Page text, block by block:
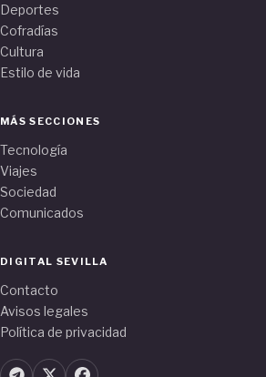
Deportes
Cofradías
Cultura
Estilo de vida
MÁS SECCIONES
Tecnología
Viajes
Sociedad
Comunicados
DIGITAL SEVILLA
Contacto
Avisos legales
Política de privacidad